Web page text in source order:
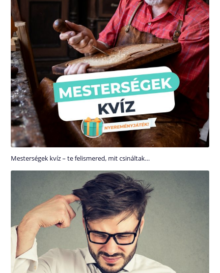
Mesterségek kvíz – te felismered, mit csináltak…